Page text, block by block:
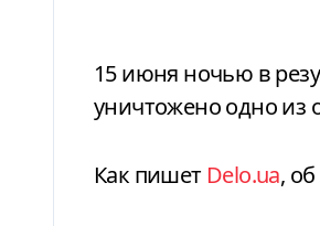
15 июня ночью в результате очередной ракетной российской атаки было
уничтожено одно из
Как пишет Delo.ua,